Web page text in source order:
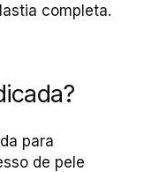
completa.
para
de pele